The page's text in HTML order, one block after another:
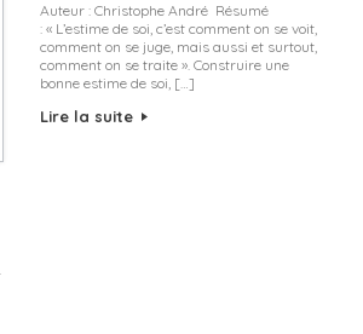
Auteur : Christophe André Résumé
: « L’estime de soi, c’est comment on se voit,
comment on se juge, mais aussi et surtout,
comment on se traite ». Construire une
bonne estime de soi, […]
Lire la suite